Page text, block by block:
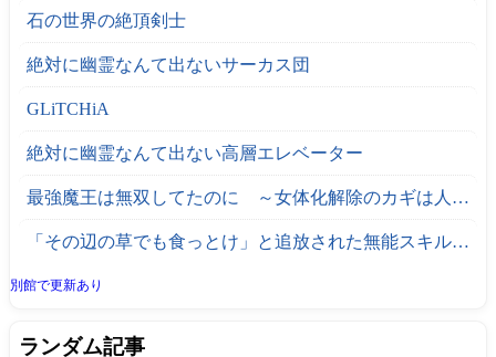
石の世界の絶頂剣士
絶対に幽霊なんて出ないサーカス団
GLiTCHiA
絶対に幽霊なんて出ない高層エレベーター
最強魔王は無双してたのに ～女体化解除のカギは人助けの旅でした～
「その辺の草でも食っとけ」と追放された無能スキル【植物食い】持ち転生者、エルフの里で幻の植物を食べて無双する
別館で更新あり
ランダム記事